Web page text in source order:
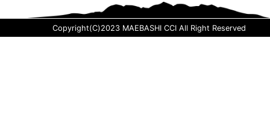
Copyright(C)2023 MAEBASHI CCI All Right Reserved